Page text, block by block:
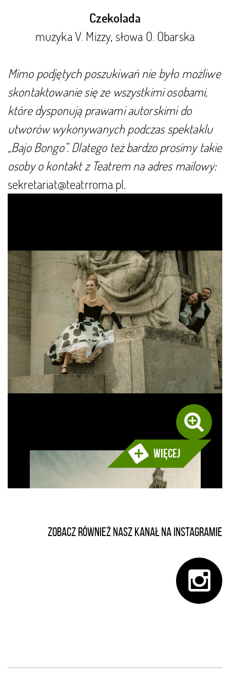
Czekolada
muzyka V. Mizzy, słowa O. Obarska
Mimo podjętych poszukiwań nie było możliwe
skontaktowanie się ze wszystkimi osobami,
które dysponują prawami autorskimi do
utworów wykonywanych podczas spektaklu
„Bajo Bongo”. Dlatego też bardzo prosimy takie
osoby o kontakt z Teatrem na adres mailowy:
sekretariat@teatrroma.pl.
Więcej
Zobacz również nasz kanał na instagramie